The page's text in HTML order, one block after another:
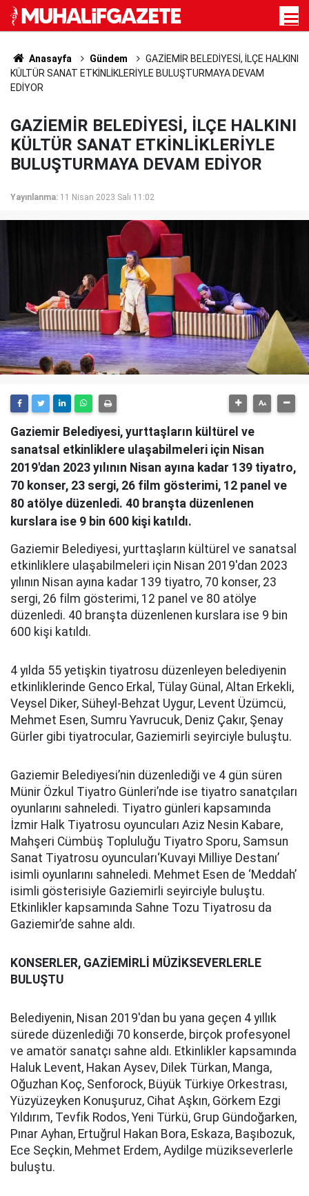
Anasayfa Gündem
GAZİEMİR BELEDİYESİ, İLÇE HALKINI
KÜLTÜR SANAT ETKİNLİKLERİYLE BULUŞTURMAYA DEVAM
EDİYOR
GAZİEMİR BELEDİYESİ, İLÇE HALKINI
KÜLTÜR SANAT ETKİNLİKLERİYLE
BULUŞTURMAYA DEVAM EDİYOR
Yayınlanma: 11 Nisan 2023 Salı 11:02
Gaziemir Belediyesi, yurttaşların kültürel ve
sanatsal etkinliklere ulaşabilmeleri için Nisan
2019'dan 2023 yılının Nisan ayına kadar 139 tiyatro,
70 konser, 23 sergi, 26 film gösterimi, 12 panel ve
80 atölye düzenledi. 40 branşta düzenlenen
kurslara ise 9 bin 600 kişi katıldı.
Gaziemir Belediyesi, yurttaşların kültürel ve sanatsal
etkinliklere ulaşabilmeleri için Nisan 2019'dan 2023
yılının Nisan ayına kadar 139 tiyatro, 70 konser, 23
sergi, 26 film gösterimi, 12 panel ve 80 atölye
düzenledi. 40 branşta düzenlenen kurslara ise 9 bin
600 kişi katıldı.
4 yılda 55 yetişkin tiyatrosu düzenleyen belediyenin
etkinliklerinde Genco Erkal, Tülay Günal, Altan Erkekli,
Veysel Diker, Süheyl-Behzat Uygur, Levent Üzümcü,
Mehmet Esen, Sumru Yavrucuk, Deniz Çakır, Şenay
Gürler gibi tiyatrocular, Gaziemirli seyirciyle buluştu.
Gaziemir Belediyesi’nin düzenlediği ve 4 gün süren
Münir Özkul Tiyatro Günleri’nde ise tiyatro sanatçıları
oyunlarını sahneledi. Tiyatro günleri kapsamında
İzmir Halk Tiyatrosu oyuncuları Aziz Nesin Kabare,
Mahşeri Cümbüş Topluluğu Tiyatro Sporu, Samsun
Sanat Tiyatrosu oyuncuları‘Kuvayi Milliye Destanı’
isimli oyunlarını sahneledi. Mehmet Esen de ‘Meddah’
isimli gösterisiyle Gaziemirli seyirciyle buluştu.
Etkinlikler kapsamında Sahne Tozu Tiyatrosu da
Gaziemir’de sahne aldı.
KONSERLER, GAZİEMİRLİ MÜZİKSEVERLERLE
BULUŞTU
Belediyenin, Nisan 2019'dan bu yana geçen 4 yıllık
sürede düzenlediği 70 konserde, birçok profesyonel
ve amatör sanatçı sahne aldı. Etkinlikler kapsamında
Haluk Levent, Hakan Aysev, Dilek Türkan, Manga,
Oğuzhan Koç, Senforock, Büyük Türkiye Orkestrası,
Yüzyüzeyken Konuşuruz, Cihat Aşkın, Görkem Ezgi
Yıldırım, Tevfik Rodos, Yeni Türkü, Grup Gündoğarken,
Pınar Ayhan, Ertuğrul Hakan Bora, Eskaza, Başıbozuk,
Ece Seçkin, Mehmet Erdem, Aydilge müzikseverlerle
buluştu.